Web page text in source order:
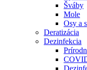
Šváby
Mole
Osy a
Deratizácia
Dezinfekcia